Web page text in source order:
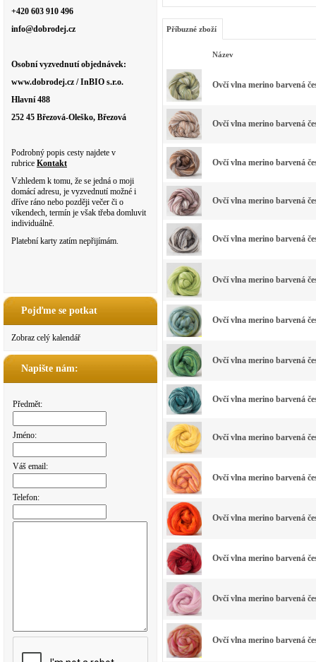
+420 603 910 496
info@dobrodej.cz
Osobní vyzvednutí objednávek:
www.dobrodej.cz / InBIO s.r.o.
Hlavní 488
252 45 Březová-Oleško, Březová
Podrobný popis cesty najdete v
rubrice Kontakt
Vzhledem k tomu, že se jedná o moji
domácí adresu, je vyzvednutí možné i
dříve ráno nebo později večer či o
víkendech, termín je však třeba domluvit
individuálně.
Platební karty zatím nepřijímám.
Pojďme se potkat
Zobraz celý kalendář
Napište nám:
Předmět:
Jméno:
Váš email:
Telefon:
Příbuzné zboží
Název
Ovčí vlna merino barvená
Ovčí vlna merino barvená
Ovčí vlna merino barvená
Ovčí vlna merino barvená
Ovčí vlna merino barvená
Ovčí vlna merino barvená
Ovčí vlna merino barvená
Ovčí vlna merino barvená
Ovčí vlna merino barvená
Ovčí vlna merino barvená
Ovčí vlna merino barvená
Ovčí vlna merino barvená
Ovčí vlna merino barvená
Ovčí vlna merino barvená
Ovčí vlna merino barvená